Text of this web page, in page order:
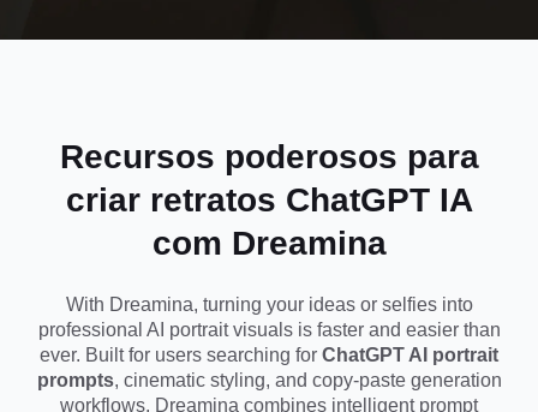
virais e de cópia e
Dreamina
são necessárias habilidades de edição, basta
Recursos poderosos para
criar retratos ChatGPT IA
com Dreamina
With Dreamina, turning your ideas or selfies into
professional AI portrait visuals is faster and easier than
ever. Built for users searching for ChatGPT AI portrait
prompts, cinematic styling, and copy-paste generation
workflows, Dreamina combines intelligent prompt